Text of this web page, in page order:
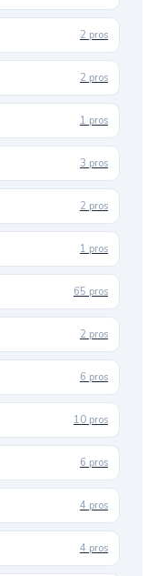
2 pros
2 pros
1 pros
3 pros
2 pros
1 pros
65 pros
2 pros
6 pros
10 pros
6 pros
4 pros
4 pros